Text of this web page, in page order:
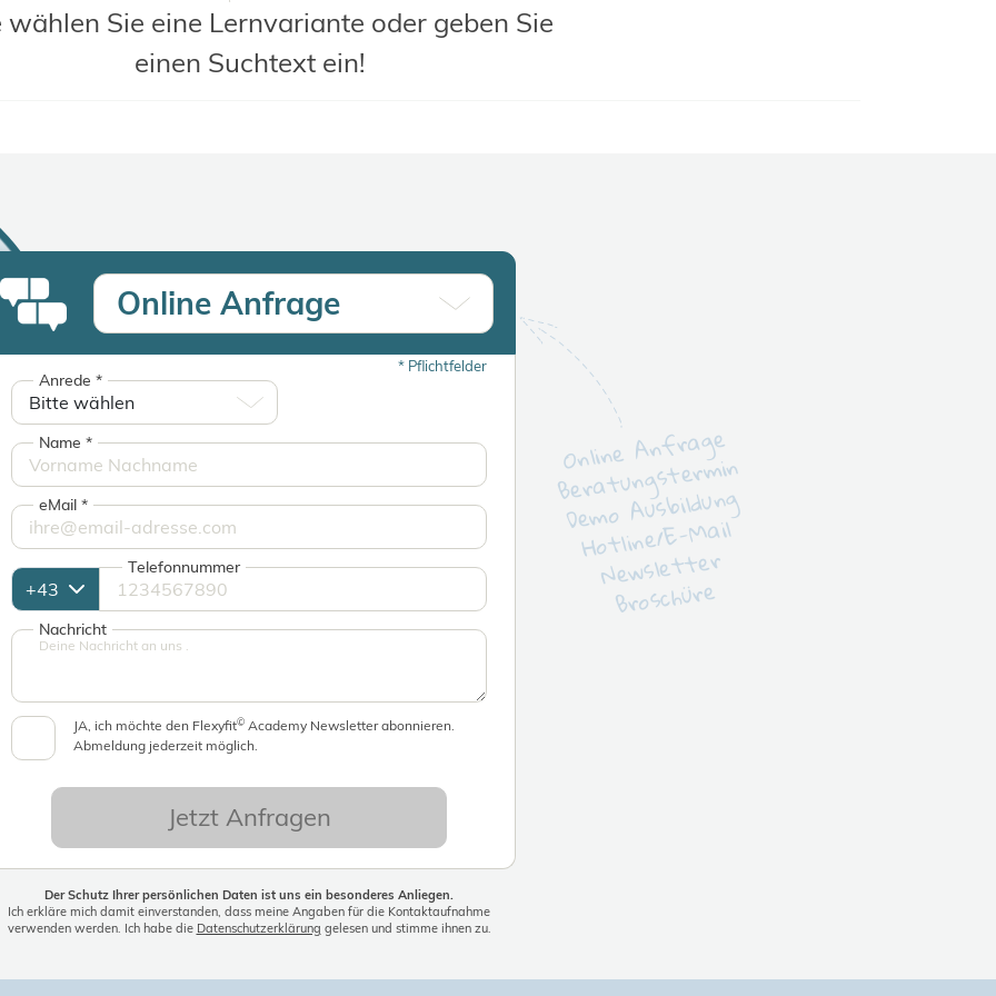
wählen Sie eine Lernvariante oder geben Sie
einen Suchtext ein!
Online Anfrage
Beratungstermin
Demo Ausbildung
Hotline/E-Mail
Newsletter
Broschüre
Online Anfrage
* Pflichtfelder
Anrede *
Name *
eMail *
Telefonnummer
Nachricht
JA, ich möchte den Flexyfit© Academy Newsletter abonnieren.
Abmeldung jederzeit möglich.
Jetzt Anfragen
Der Schutz Ihrer persönlichen Daten ist uns ein besonderes Anliegen.
Ich erkläre mich damit einverstanden, dass meine Angaben für die Kontaktaufnahme
verwenden werden. Ich habe die Datenschutzerklärung gelesen und stimme ihnen zu.